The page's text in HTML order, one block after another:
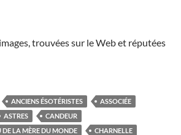
trouvées sur le Web et réputées
ANCIENS ÉSOTÉRISTES
ASSOCIÉE
ASTRES
CANDEUR
LA MÈRE DU MONDE
CHARNELLE